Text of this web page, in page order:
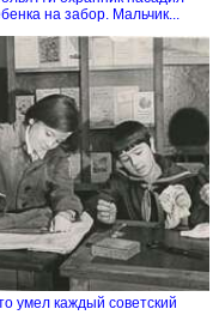
на забор. Мальчик...
умел каждый советский